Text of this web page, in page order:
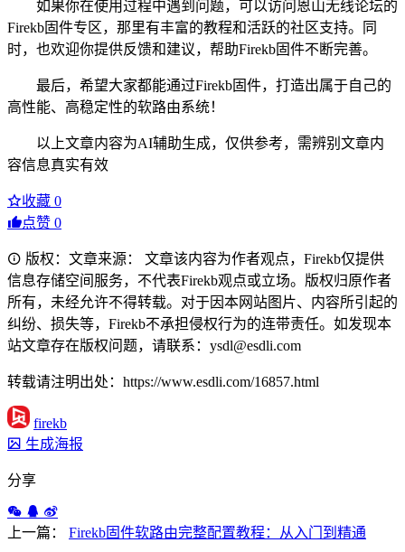
如果你在使用过程中遇到问题，可以访问恩山无线论坛的
Firekb固件专区，那里有丰富的教程和活跃的社区支持。同
时，也欢迎你提供反馈和建议，帮助Firekb固件不断完善。
最后，希望大家都能通过Firekb固件，打造出属于自己的
高性能、高稳定性的软路由系统！
以上文章内容为AI辅助生成，仅供参考，需辨别文章内
容信息真实有效
收藏 0
点赞 0
版权：文章来源： 文章该内容为作者观点，Firekb仅提供
信息存储空间服务，不代表Firekb观点或立场。版权归原作者
所有，未经允许不得转载。对于因本网站图片、内容所引起的
纠纷、损失等，Firekb不承担侵权行为的连带责任。如发现本
站文章存在版权问题，请联系：ysdl@esdli.com
转载请注明出处：https://www.esdli.com/16857.html
firekb
生成海报
分享
上一篇： Firekb固件软路由完整配置教程：从入门到精通